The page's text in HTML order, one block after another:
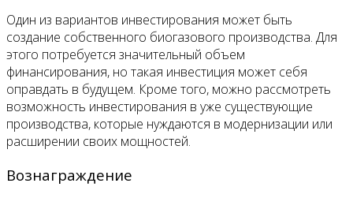
Один из вариантов инвестирования может быть
создание собственного биогазового производства. Для
этого потребуется значительный объем
финансирования, но такая инвестиция может себя
оправдать в будущем. Кроме того, можно рассмотреть
возможность инвестирования в уже существующие
производства, которые нуждаются в модернизации или
расширении своих мощностей.
Вознаграждение